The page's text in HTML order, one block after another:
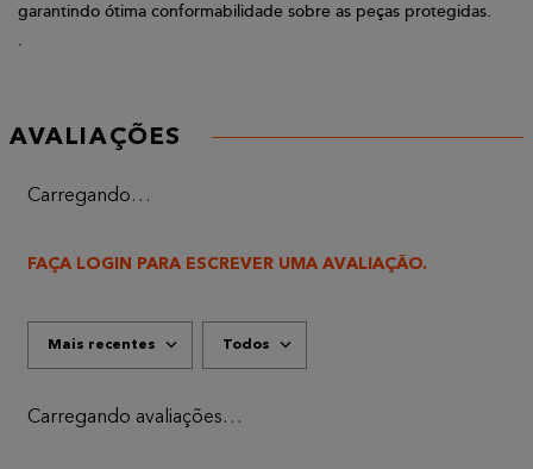
garantindo ótima conformabilidade sobre as peças protegidas.
.
AVALIAÇÕES
Carregando…
FAÇA LOGIN PARA ESCREVER UMA AVALIAÇÃO.
Mais recentes Todos
Carregando avaliações…